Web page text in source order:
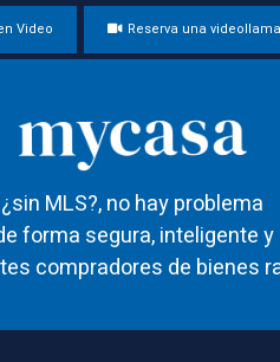
Video Reserva una
¿sin MLS?, no hay problema
forma segura, inteligente
compradores de bienes